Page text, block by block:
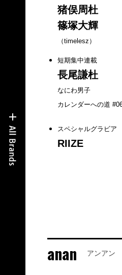
猪俣周杜
篠塚大輝
（timelesz）
短期集中連載
長尾謙杜
なにわ男子
カレンダーへの道
スペシャルグラビア
RIIZE
anan アンアン